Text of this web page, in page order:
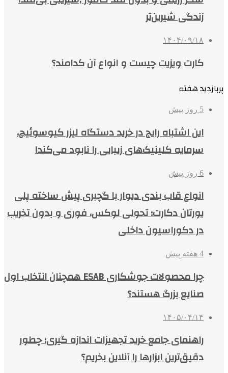
زندگی شیرین‌تر
۱۴۰۴/۰۹/۱۸
کارت ویزیت چیست و انواع آن کدامند؟
پربازدید هفته
5 روز پیش
این اشتباه رایج در خرید دستگاه لیزر کیوسوئیچ،
سرمایه کلینیک‌های زیبایی را نابود می‌کند!
6 روز پیش
انواع قاب بندی دیوار با گچبری پیش ساخته پلی
یورتان دکارت؛ تحولی لوکس، فوری و بدون تخریب
در دکوراسیون داخلی
4 هفته پیش
چرا محصولات جوشکاری ESAB همچنان انتخاب اول
صنایع بزرگ هستند؟
۱۴۰۵/۰۴/۱۴
راهنمای جامع خرید تجهیزات اندازه گیری؛ چطور
دقیق‌ترین ابزارها را آنلاین بخریم؟